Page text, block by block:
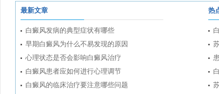
最新文章
白癜风发病的典型症状有哪些
早期白癜风为什么不易发现的原因
心理状态是否会影响白癜风治疗
白癜风患者应如何进行心理调节
白癜风的临床治疗要注意哪些问题
热